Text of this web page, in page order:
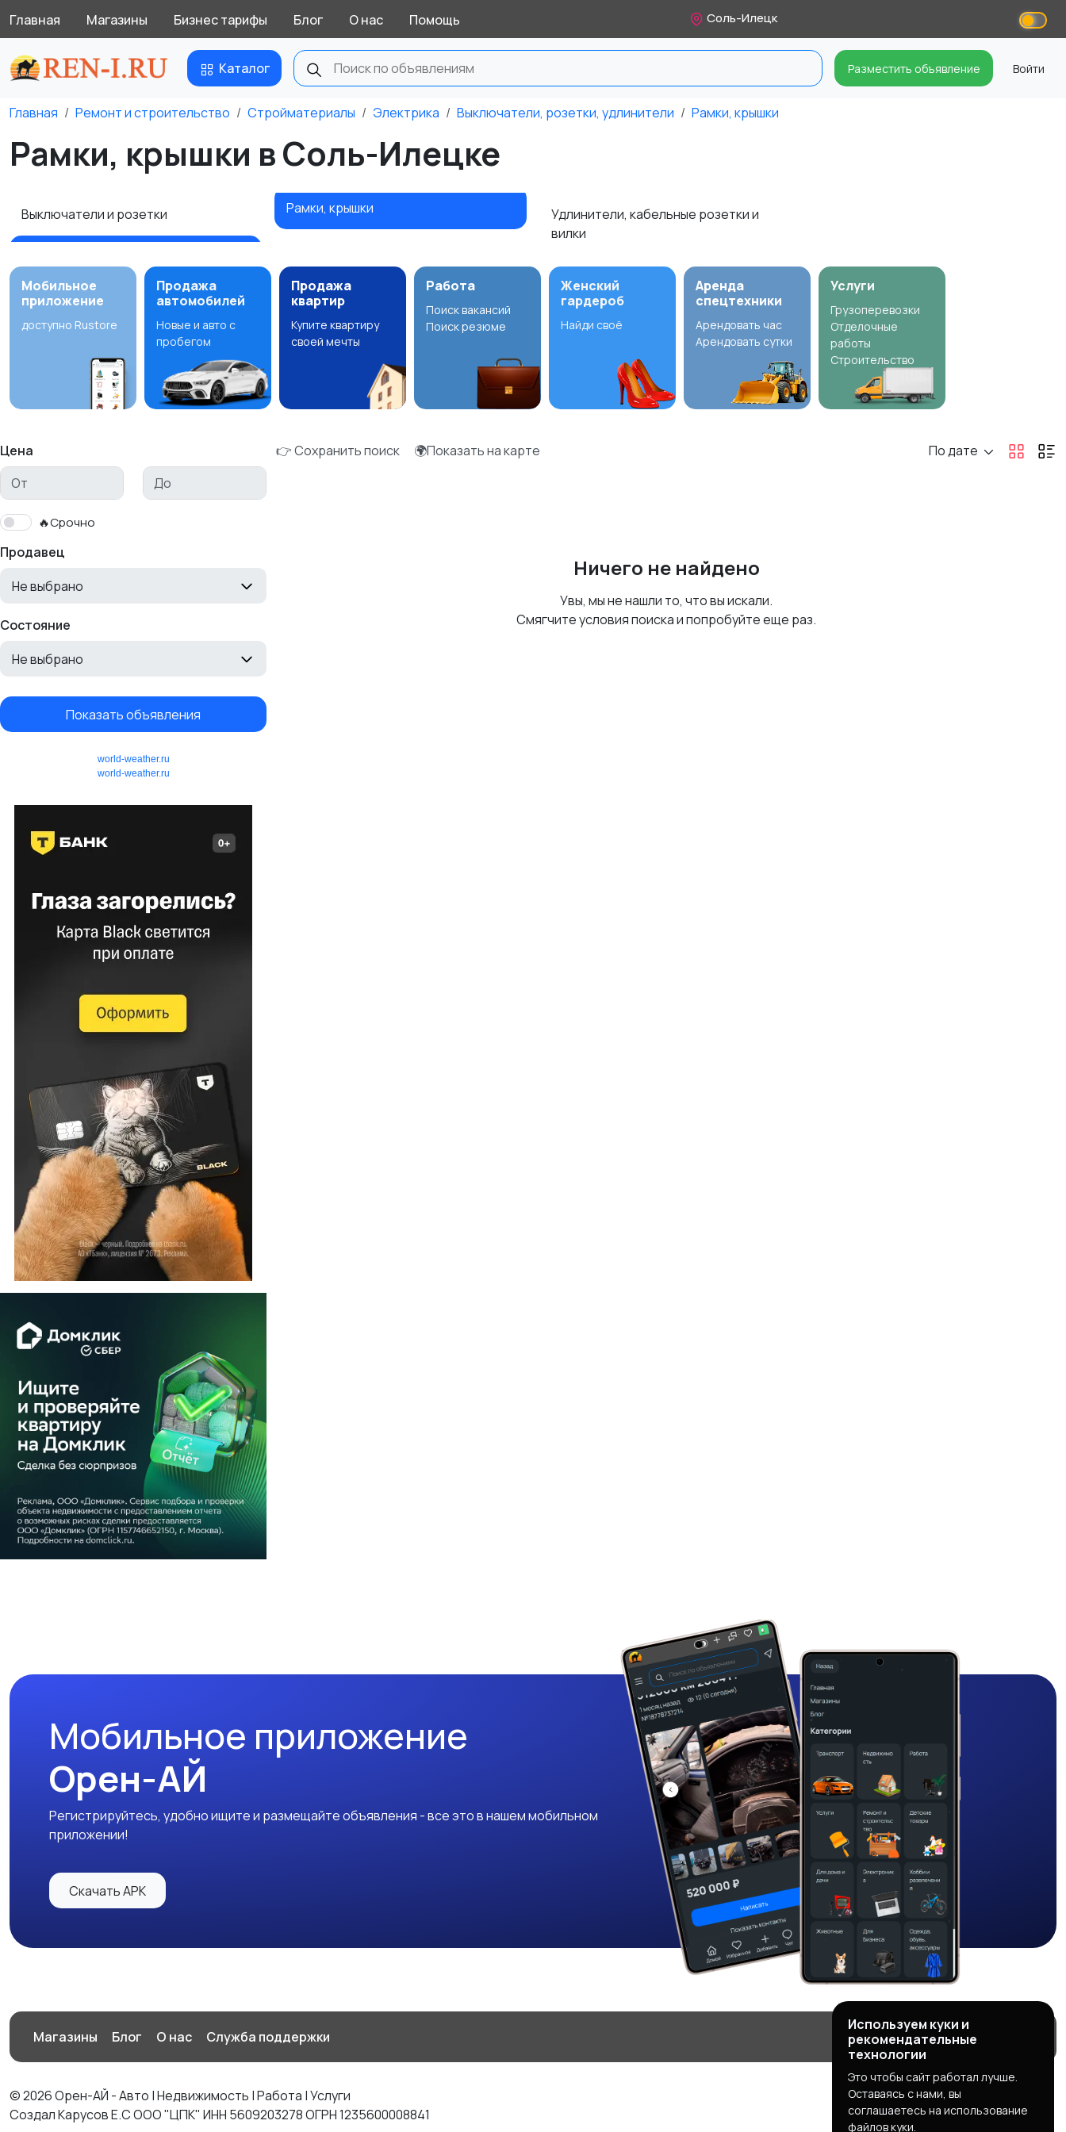
Главная Магазины Бизнес тарифы Блог О нас Помощь Соль-Илецк
Каталог Разместить объявление Войти
Главная Ремонт и строительство Стройматериалы Электрика Выключатели, розетки, удлинители Рамки, крышки
Рамки, крышки в Соль-Илецке
Выключатели и розетки Рамки, крышки
Удлинители, кабельные розетки и
вилки
Мобильное
приложение
доступно Rustore
Продажа
автомобилей
Новые и авто с
пробегом
Продажа
квартир
Купите квартиру
своей мечты
Работа
Поиск вакансий
Поиск резюме
Женский
гардероб
Найди своё
Аренда
спецтехники
Арендовать час
Арендовать сутки
Услуги
Грузоперевозки
Отделочные
работы
Строительство
Цена
🔥Срочно
Продавец
Не выбрано
Состояние
Не выбрано
Показать объявления
world-weather.ru
world-weather.ru
👉 Сохранить поиск 🌍Показать на карте По дате
Ничего не найдено
Увы, мы не нашли то, что вы искали.
Смягчите условия поиска и попробуйте еще раз.
Мобильное приложение
Орен-АЙ
Регистрируйтесь, удобно ищите и размещайте объявления - все это в нашем мобильном
приложении!
Скачать APK
Магазины Блог О нас Служба поддержки
© 2026 Орен-АЙ - Авто | Недвижимость | Работа | Услуги
Создал Карусов Е.С ООО "ЦПК" ИНН 5609203278 ОГРН 1235600008841
Используем куки и
рекомендательные
технологии
Это чтобы сайт работал лучше.
Оставаясь с нами, вы
соглашаетесь на использование
файлов куки.